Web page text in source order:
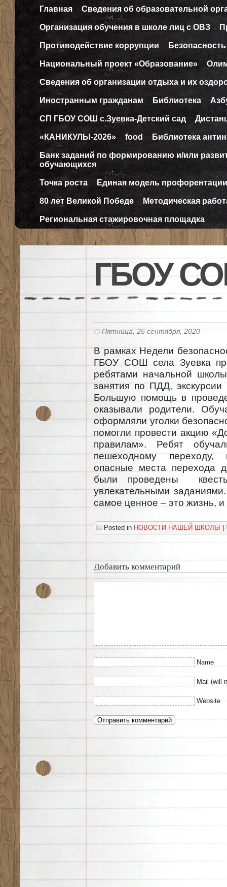
Главная Сведения об образовательной
Организация обучения в школе лиц с ОВЗ
Противодействие коррупции Безопасность
Национальный проект «Образование»
Сведения об организации отдыха и их
Иностранным гражданам Библиотека
СП ГБОУ СОШ с.Зуевка-Детский сад
«КАНИКУЛЫ-2026» food Библиотека
Банк заданий по формированию и/или
обучающихся
Точка роста Единая модель профорентации
80 лет Великой Победе Методическая
Региональная стажировочная площадка
ГБОУ
Пятница, 25 сентября, 2020
В рамках Недели
ГБОУ СОШ села Зуевка
ребятами начальной
занятия по ПДД,
Большую помощь в
оказывали родители.
оформляли уголки
помогли провести акцию
правилам». Ребят
пешеходному переходу,
опасные места перехода
были проведены
увлекательными
самое ценное – это жизнь,
Posted in НОВОСТИ НАШЕЙ ШКОЛЫ |
Добавить комментарий
Name
Mail (will
Website